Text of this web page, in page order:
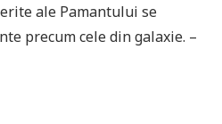
ale Pamantului se
precum cele din galaxie. –